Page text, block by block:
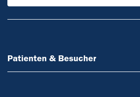
Patienten & Besucher